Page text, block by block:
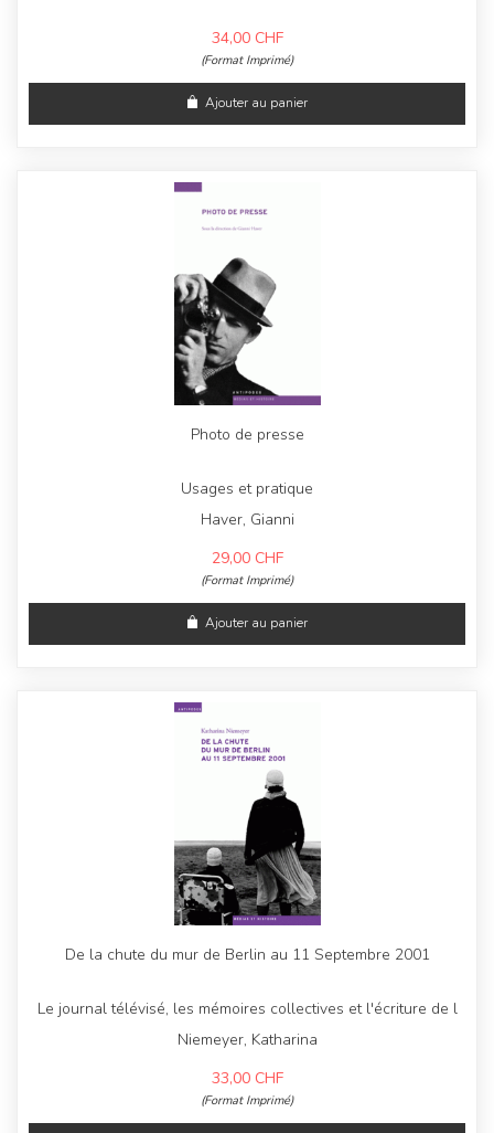
34,00 CHF
(Format Imprimé)
Ajouter au panier
Photo de presse
Usages et pratique
Haver, Gianni
29,00 CHF
(Format Imprimé)
Ajouter au panier
De la chute du mur de Berlin au 11 Septembre 2001
Le journal télévisé, les mémoires collectives et l'écriture de l
Niemeyer, Katharina
33,00 CHF
(Format Imprimé)